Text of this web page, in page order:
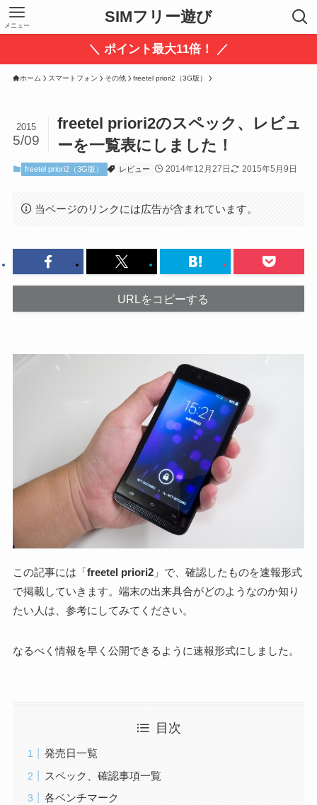
SIMフリー遊び
メニュー
＼ ポイント最大11倍！ ／
ホーム スマートフォン その他 freetel priori2（3G版）
freetel priori2のスペック、レビュ
ーを一覧表にしました！
2015
5/09
freetel priori2（3G版） レビュー 2014年12月27日 2015年5月9日
当ページのリンクには広告が含まれています。
URLをコピーする
この記事には「freetel priori2」で、確認したものを速報形式
で掲載していきます。端末の出来具合がどのようなのか知り
たい人は、参考にしてみてください。
なるべく情報を早く公開できるように速報形式にしました。
目次
発売日一覧
スペック、確認事項一覧
各ベンチマーク